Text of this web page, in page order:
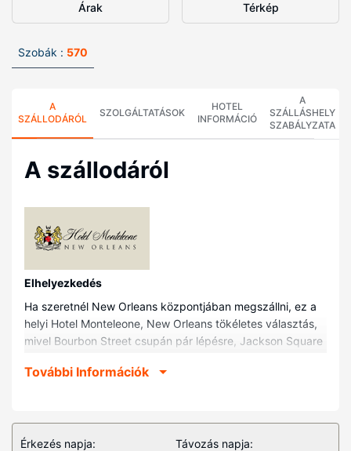
Árak Térkép
Szobák : 570
A
SZÁLLODÁRÓL
SZOLGÁLTATÁSOK
HOTEL
INFORMÁCIÓ
A
SZÁLLÁSHELY
SZABÁLYZATA
A szállodáról
Elhelyezkedés
Ha szeretnél New Orleans központjában megszállni, ez a
helyi Hotel Monteleone, New Orleans tökéletes választás,
mivel Bourbon Street csupán pár lépésre, Jackson Square
luxusszínvonalú hotel kb. 1 km-re található French Market
További Információk
Érkezés napja: Távozás napja: